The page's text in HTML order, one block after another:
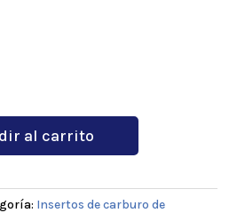
al carrito
Insertos de carburo de